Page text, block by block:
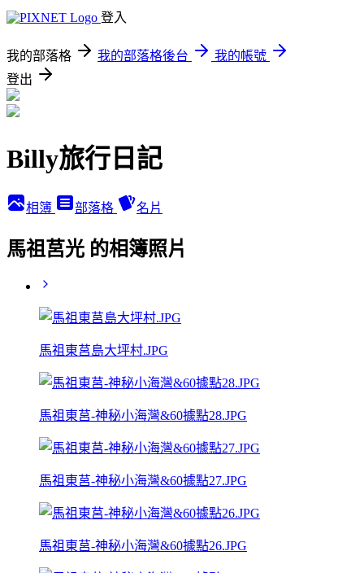
登入
我的部落格 我的部落格後台
我的帳號
登出
Billy旅行日記
相簿 部落格 名片
馬祖莒光 的相簿照片
馬祖東莒島大坪村.JPG
馬祖東莒-神秘小海灣&60據點28.JPG
馬祖東莒-神秘小海灣&60據點27.JPG
馬祖東莒-神秘小海灣&60據點26.JPG